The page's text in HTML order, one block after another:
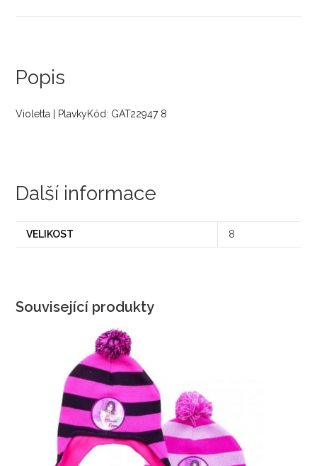
Popis
Violetta | PlavkyKód: GAT22947 8
Další informace
VELIKOST 8
Související produkty